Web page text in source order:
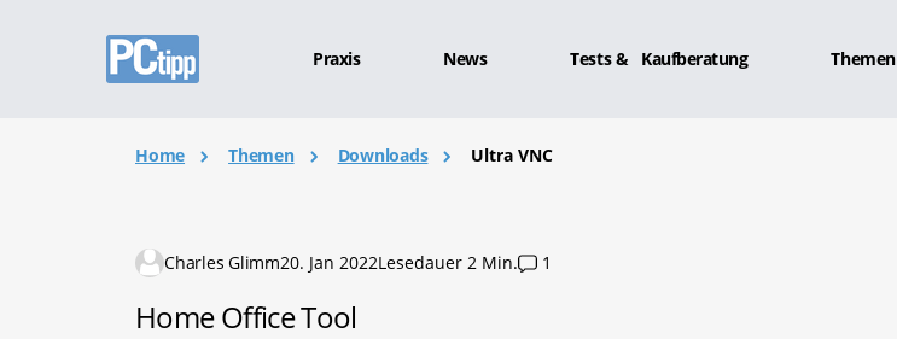
Praxis News Tests & Kaufberatung Themen
Home Themen Downloads Ultra VNC
Charles Glimm20. Jan 2022Lesedauer 2 Min. 1
Home Office Tool